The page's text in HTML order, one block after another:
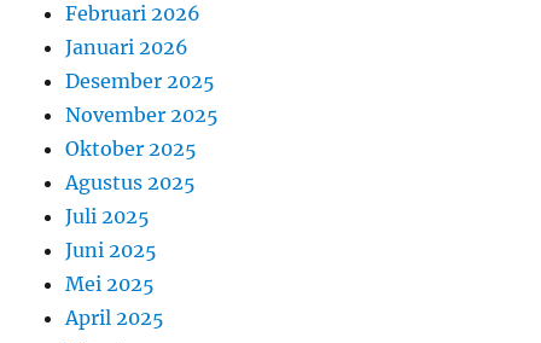
Februari 2026
Januari 2026
Desember 2025
November 2025
Oktober 2025
Agustus 2025
Juli 2025
Juni 2025
Mei 2025
April 2025